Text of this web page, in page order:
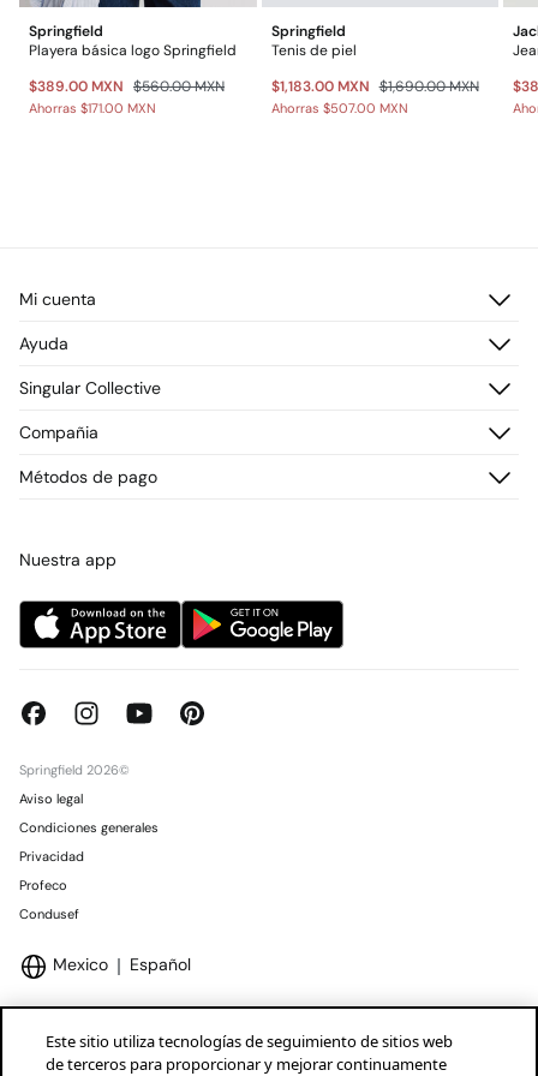
Springfield
Playera básica logo Springfield
$389.00 MXN $560.00 MXN
Ahorras $171.00 MXN
Springfield
Tenis de piel
$1,183.00 MXN $1,690.00 MXN
Ahorras $507.00 MXN
Mi cuenta
Registrarme
Direcciones de envío
Ayuda
Preguntas frecuentes
Envío
Promociones vigentes
Singular Collective
¡Únete!
Compañia
Tiendas
Métodos de pago
Nuestra app
Springfield 2026©
Aviso legal
Condiciones generales
Privacidad
Profeco
Condusef
Mexico Español
Este sitio utiliza tecnologías de seguimiento de sitios web
de terceros para proporcionar y mejorar continuamente